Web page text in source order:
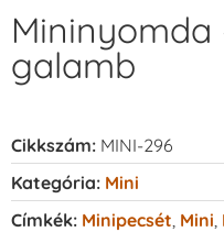
Mininyomda
galamb
Cikkszám: MINI-296
Kategória: Mini
Címkék: Minipecsét Mini